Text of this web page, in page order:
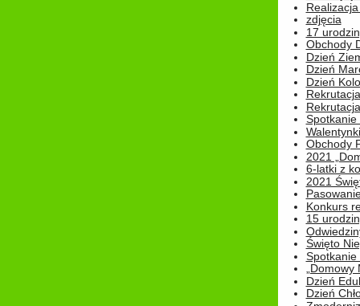
zdjęcia
17
Obchody
Dzień
Dzień
Dzień
Rekrutacja
Spotkanie
Obchody
2021
6-latki z
2021
Konkurs
15
Święto
Spotkanie
Dzień
Dzień